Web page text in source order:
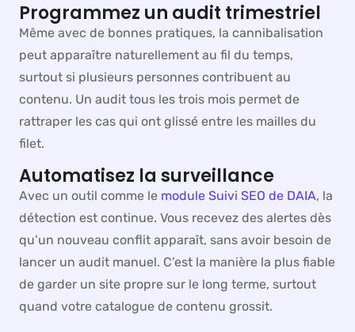
Programmez un audit trimestriel
Même avec de bonnes pratiques, la cannibalisation
peut apparaître naturellement au fil du temps,
surtout si plusieurs personnes contribuent au
contenu. Un audit tous les trois mois permet de
rattraper les cas qui ont glissé entre les mailles du
filet.
Automatisez la surveillance
Avec un outil comme le module Suivi SEO de DAIA, la
détection est continue. Vous recevez des alertes dès
qu’un nouveau conflit apparaît, sans avoir besoin de
lancer un audit manuel. C’est la manière la plus fiable
de garder un site propre sur le long terme, surtout
quand votre catalogue de contenu grossit.